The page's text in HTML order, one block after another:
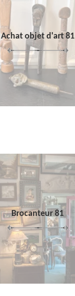
Achat objet d'art 81
Brocanteur 81